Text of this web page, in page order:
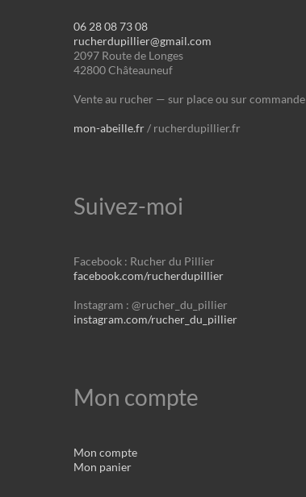
06 28 08 73 08
rucherdupillier@gmail.com
2097 Route de Longes
42800 Châteauneuf
Vente au rucher — sur place ou sur commande
mon-abeille.fr/ rucherdupillier.fr
Suivez-moi
Facebook : Rucher du Pillier
facebook.com/rucherdupillier
Instagram : @rucher_du_pillier
instagram.com/rucher_du_pillier
Mon compte
Mon compte
Mon panier